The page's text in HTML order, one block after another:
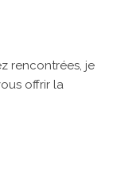
rencontrées, je
offrir la